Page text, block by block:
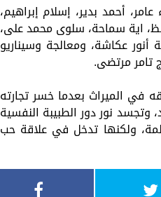
أحمد بدير، إسلام إبراهيم،
اية سماحة، سلوى محمد على،
عكاشة، ومعالجة وسيناريو
تامر مرتضى.
في الميراث بعدما خسر تجارته
نور دور الطبيبة النفسية
ولكنها تدخل في علاقة حب